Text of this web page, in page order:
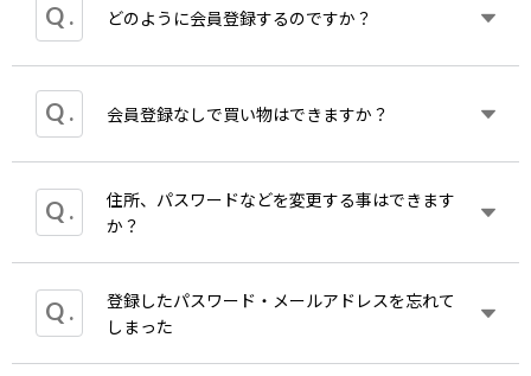
会員登録は無料です。安心してご利用ください。
部商品を除く）が付与され、お得にお買い物いただ
また同じアカウントで全音オンラインショップにも
どのように会員登録するのですか？
こちらから登録することができます。 ご登録の特典
特典１ ポイントが利用できます。（お買い上げ金
額の5% ※eスコアなど一部商品を除く）
特典2 カワイ出版ONLINE会員専用のメールマガジ
必要事項の入力、会員規約同意後、ご入力いただい
たメールアドレス宛てにメールが届きます。
会員登録なしで買い物はできますか？
していただけます。
会員登録をしていただきますと、マイページのご利
用やお買い物時にご利用いただけるポイントが貯ま
りお得です。
住所、パスワードなどを変更する事はできます
か？
マイページより修正することができます。なお、
マ
イ ページでは以下の項目を変更することができま
す。
登録したパスワード・メールアドレスを忘れて
しまった